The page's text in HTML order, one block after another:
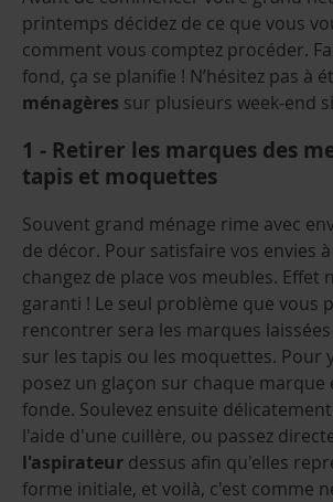
printemps décidez de ce que vous
comment vous comptez procéder. F
fond, ça se planifie ! N’hésitez pas à
ménagères sur plusieurs week-end
1 - Retirer les marques des
tapis et moquettes
Souvent grand ménage rime avec
de décor. Pour satisfaire vos envies
changez de place vos meubles. Effet
garanti ! Le seul problème que vous
rencontrer sera les marques
sur les tapis ou les moquettes. Pour
posez un glaçon sur chaque
fonde. Soulevez ensuite
l'aide d'une cuillère, ou passez
l'aspirateur dessus afin qu'elles
forme initiale, et voilà, c'est comme